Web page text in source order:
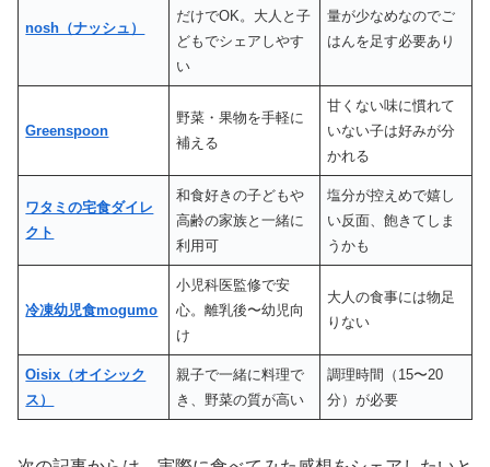
nosh（ナッシュ）
だけでOK。大人と子
どもでシェアしやす
い
量が少なめなのでご
はんを足す必要あり
Greenspoon
野菜・果物を手軽に
補える
甘くない味に慣れて
いない子は好みが分
かれる
ワタミの宅食ダイレ
クト
和食好きの子どもや
高齢の家族と一緒に
利用可
塩分が控えめで嬉し
い反面、飽きてしま
うかも
冷凍幼児食mogumo
小児科医監修で安
心。離乳後〜幼児向
け
大人の食事には物足
りない
Oisix（オイシック
ス）
親子で一緒に料理で
き、野菜の質が高い
調理時間（15〜20
分）が必要